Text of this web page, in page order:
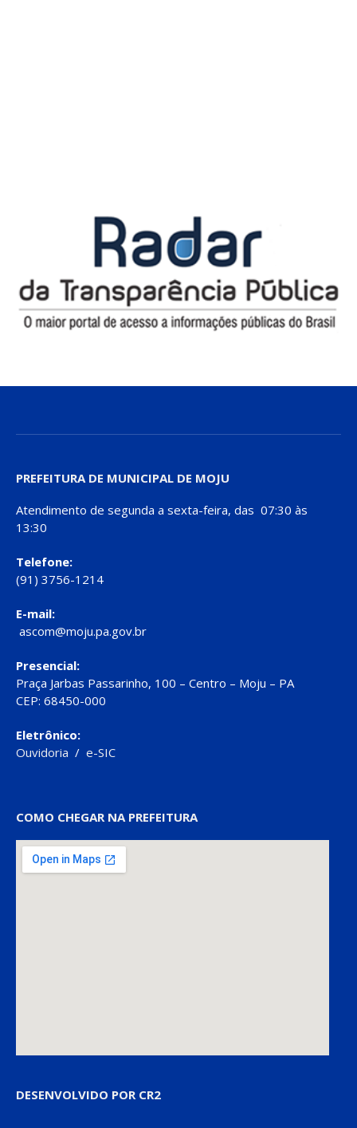
PREFEITURA DE MUNICIPAL DE MOJU
Atendimento de segunda a sexta-feira, das 07:30 às
13:30
Telefone:
(91) 3756-1214
E-mail:
ascom@moju.pa.gov.br
Presencial:
Praça Jarbas Passarinho, 100 – Centro – Moju – PA
CEP: 68450-000
Eletrônico:
Ouvidoria / e-SIC
COMO CHEGAR NA PREFEITURA
DESENVOLVIDO POR CR2